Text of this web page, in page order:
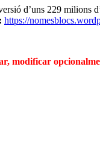
d’uns 229 milions
https://
modificar